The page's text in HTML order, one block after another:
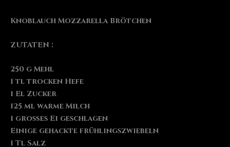
Knoblauch Mozzarella Brötchen
ZUTATEN :
250 g Mehl
1 tl trocken Hefe
1 El Zucker
125 ml warme Milch
1 großes Ei geschlagen
Einige gehackte frühlingszwiebeln
1 Tl Salz